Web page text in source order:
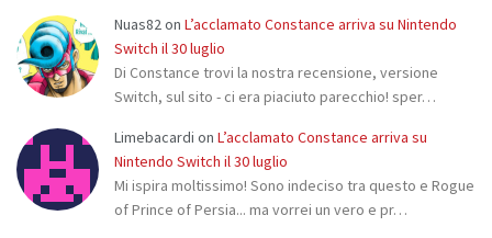
Nuas82on L’acclamato Constance arriva su Nintendo
Switch il 30 luglio
Di Constance trovi la nostra recensione, versione
Switch, sul sito - ci era piaciuto parecchio! sper…
Limebacardi on L’acclamato Constance arriva su
Nintendo Switch il 30 luglio
Mi ispira moltissimo! Sono indeciso tra questo e Rogue
of Prince of Persia... ma vorrei un vero e pr…